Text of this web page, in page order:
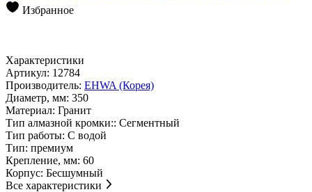
Избранное
Характеристики
Артикул: 12784
Производитель: EHWA (Корея)
Диаметр, мм: 350
Материал: Гранит
Тип алмазной кромки:: Сегментный
Тип работы: С водой
Тип: премиум
Крепление, мм: 60
Корпус: Бесшумный
Все характеристики